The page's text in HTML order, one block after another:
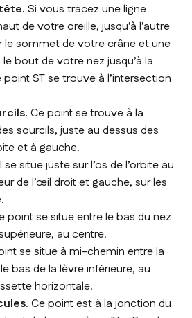
Si vous tracez une ligne
de votre oreille, jusqu’à l’autre
le sommet de votre crâne et une
bout de votre nez jusqu’à la
ST se trouve à l’intersection
Ce point se trouve à la
sourcils, juste au dessus des
et à gauche.
se situe juste sur l’os de l’orbite au
de l’œil droit et gauche, sur les
point se situe entre le bas du nez
au centre.
se situe à mi-chemin entre la
bas de la lèvre inférieure, au
horizontale.
. Ce point est à la jonction du